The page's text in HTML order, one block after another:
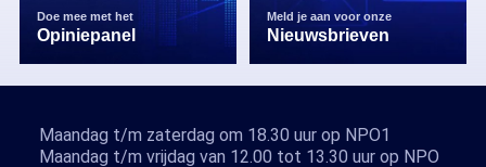
Doe mee met het
Opiniepanel
Meld je aan voor onze
Nieuwsbrieven
Maandag t/m zaterdag om 18.30 uur op NPO1
Maandag t/m vrijdag van 12.00 tot 13.30 uur op NPO